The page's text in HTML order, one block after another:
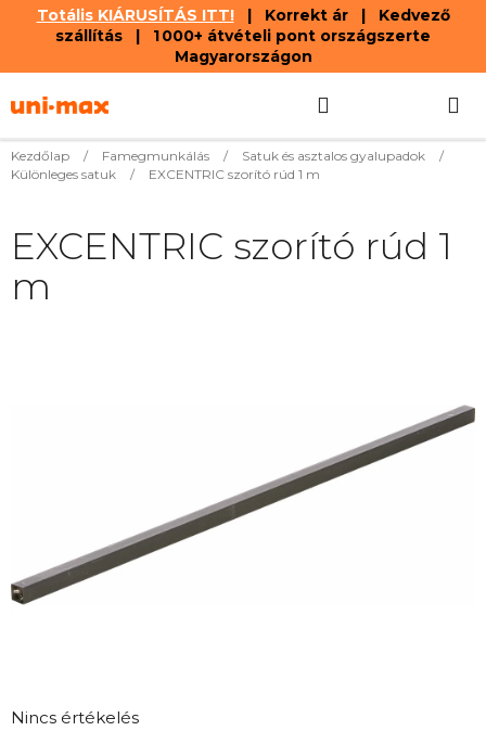
Totális KIÁRUSÍTÁS ITT!| Korrekt ár | Kedvező
szállítás | 1 000+ átvételi pont országszerte
Magyarországon
tartalomhoz
KOSÁR
Kezdőlap / Famegmunkálás / Satuk és asztalos gyalupadok
/
Különleges satuk
/ EXCENTRIC szorító rúd 1 m
A
Nincs értékelés
EXCENTRIC szorító rúd 1
m